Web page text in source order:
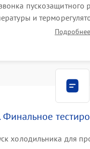
пускозащитного
и
цепей
Подробнее
Финальное
холодильника для